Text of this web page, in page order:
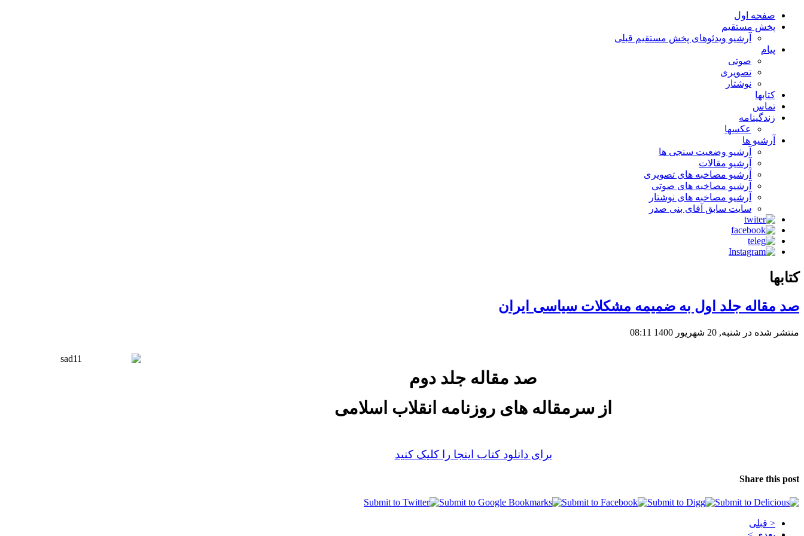
صفحه اول
پخش مستقیم
آرشیو ویدئوهای پخش مستقیم قبلی
پیام
صوتی
تصویری
نوشتار
کتابها
تماس
زندگینامه
عکسها
آرشیو ها
آرشیو وضعیت سنجی ها
آرشیو مقالات
آرشیو مصاخبه های تصویری
آرشیو مصاخبه های صوتی
آرشیو مصاخبه های نوشتار
سایت سابق آقای بنی صدر
کتابها
صد مقاله جلد اول به ضمیمه مشکلات سیاسی ایران
منتشر شده در شنبه, 20 شهریور 1400 08:11
صد مقاله جلد دوم
از سرمقاله های روزنامه انقلاب اسلامی
برای دانلود کتاب اینجا را کلیک کنید
Share this post
< قبلی